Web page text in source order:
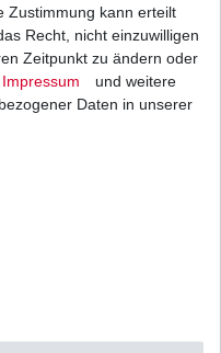
12,82 € *
Stück
zzgl.
Zustimmung kann erteilt
Recht, nicht einzuwilligen
Zeitpunkt zu ändern oder
Impressum
und weitere
Daten in unserer